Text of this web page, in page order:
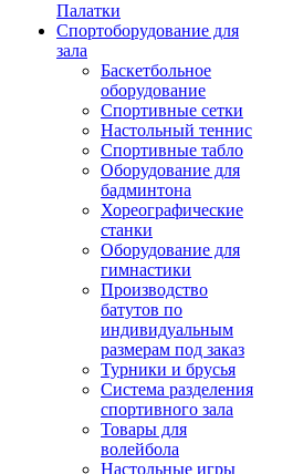
Палатки
Спортоборудование для
зала
Баскетбольное
оборудование
Спортивные сетки
Настольный теннис
Спортивные табло
Оборудование для
бадминтона
Хореографические
станки
Оборудование для
гимнастики
Производство
батутов по
индивидуальным
размерам под заказ
Турники и брусья
Система разделения
спортивного зала
Товары для
волейбола
Настольные игры